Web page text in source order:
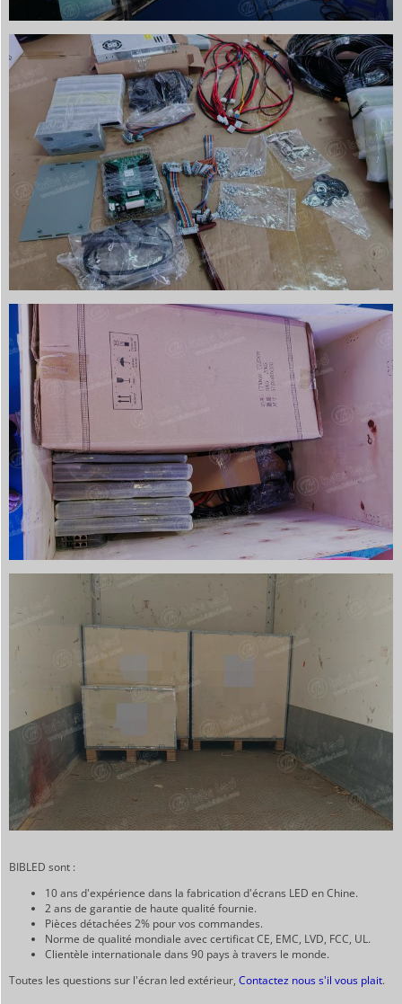
BIBLED sont :
10 ans d'expérience dans la fabrication d'écrans LED en Chine.
2 ans de garantie de haute qualité fournie.
Pièces détachées 2% pour vos commandes.
Norme de qualité mondiale avec certificat CE, EMC, LVD, FCC, UL.
Clientèle internationale dans 90 pays à travers le monde.
Toutes les questions sur l'écran led extérieur, Contactez nous s'il vous plait.